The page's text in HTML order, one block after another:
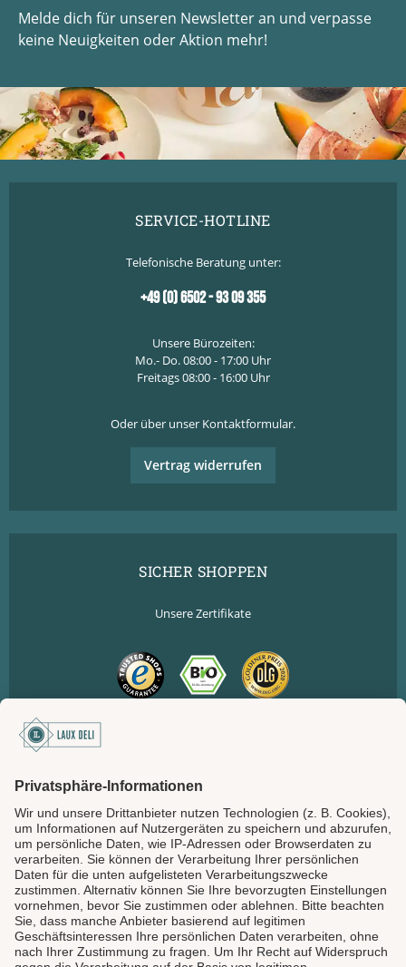
Melde dich für unseren Newsletter an und verpasse
keine Neuigkeiten oder Aktion mehr!
SERVICE-HOTLINE
Telefonische Beratung unter:
+49 (0) 6502 - 93 09 355
Unsere Bürozeiten:
Mo.- Do. 08:00 - 17:00 Uhr
Freitags 08:00 - 16:00 Uhr
Oder über unser Kontaktformular.
Vertrag widerrufen
SICHER SHOPPEN
Unsere Zertifikate
SICHER BEZAHLEN